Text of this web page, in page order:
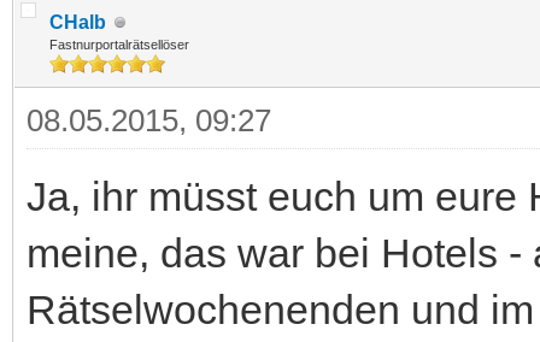
CHalb
Fastnurportalrätsellöser
08.05.2015, 09:27
Ja, ihr müsst euch um eure
meine, das war bei Hotels -
Rätselwochenenden und